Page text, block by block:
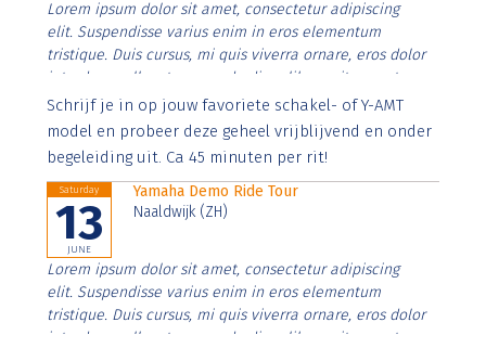
Lorem ipsum dolor sit amet, consectetur adipiscing
elit. Suspendisse varius enim in eros elementum
tristique. Duis cursus, mi quis viverra ornare, eros dolor
interdum nulla, ut commodo diam libero vitae erat.
Aenean faucibus nibh et justo cursus id rutrum lorem
imperdiet. Nunc ut sem vitae risus tristique posuere.
Schrijf je in op jouw favoriete schakel- of Y-AMT
model en probeer deze geheel vrijblijvend en onder
begeleiding uit. Ca 45 minuten per rit!
Saturday
13
JUNE
Yamaha Demo Ride Tour
Naaldwijk (ZH)
Lorem ipsum dolor sit amet, consectetur adipiscing
elit. Suspendisse varius enim in eros elementum
tristique. Duis cursus, mi quis viverra ornare, eros dolor
interdum nulla, ut commodo diam libero vitae erat.